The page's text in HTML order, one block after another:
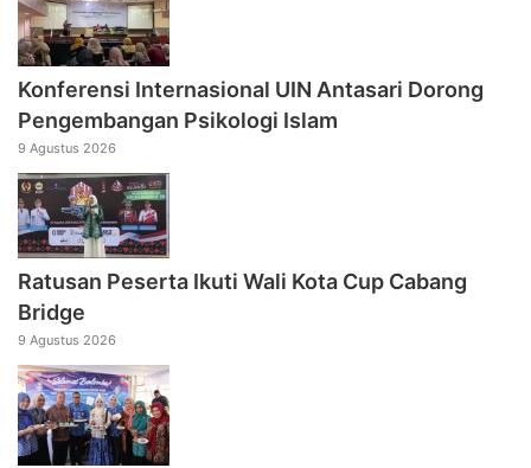
Konferensi Internasional UIN Antasari Dorong
Pengembangan Psikologi Islam
9 Agustus 2026
Ratusan Peserta Ikuti Wali Kota Cup Cabang
Bridge
9 Agustus 2026